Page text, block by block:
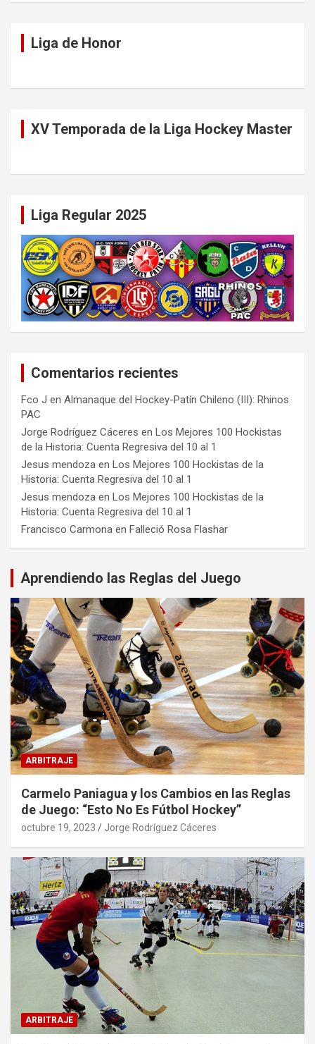
Liga de Honor
XV Temporada de la Liga Hockey Master
Liga Regular 2025
Comentarios recientes
Fco J en Almanaque del Hockey-Patín Chileno (III): Rhinos
PAC
Jorge Rodríguez Cáceres en Los Mejores 100 Hockistas
de la Historia: Cuenta Regresiva del 10 al 1
Jesus mendoza en Los Mejores 100 Hockistas de la
Historia: Cuenta Regresiva del 10 al 1
Jesus mendoza en Los Mejores 100 Hockistas de la
Historia: Cuenta Regresiva del 10 al 1
Francisco Carmona en Falleció Rosa Flashar
Aprendiendo las Reglas del Juego
ARBITRAJE
Carmelo Paniagua y los Cambios en las Reglas
de Juego: “Esto No Es Fútbol Hockey”
octubre 19, 2023 Jorge Rodríguez Cáceres
ARBITRAJE